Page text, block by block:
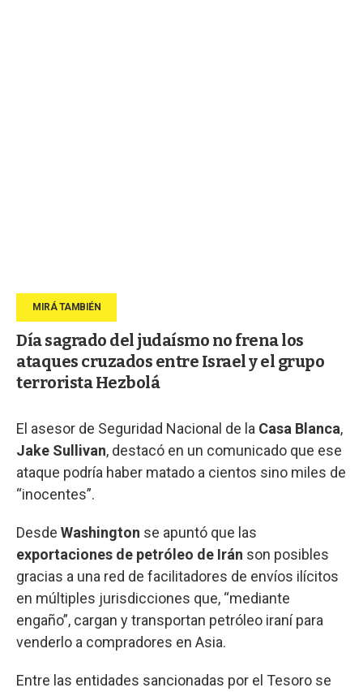
Día sagrado del judaísmo no frena los
ataques cruzados entre Israel y el grupo
terrorista Hezbolá
El asesor de Seguridad Nacional de la Casa Blanca,
Jake Sullivan, destacó en un comunicado que ese
ataque podría haber matado a cientos sino miles de
“inocentes”.
Desde Washington se apuntó que las
exportaciones de petróleo de Irán son posibles
gracias a una red de facilitadores de envíos ilícitos
en múltiples jurisdicciones que, “mediante
engaño”, cargan y transportan petróleo iraní para
venderlo a compradores en Asia.
Entre las entidades sancionadas por el Tesoro se